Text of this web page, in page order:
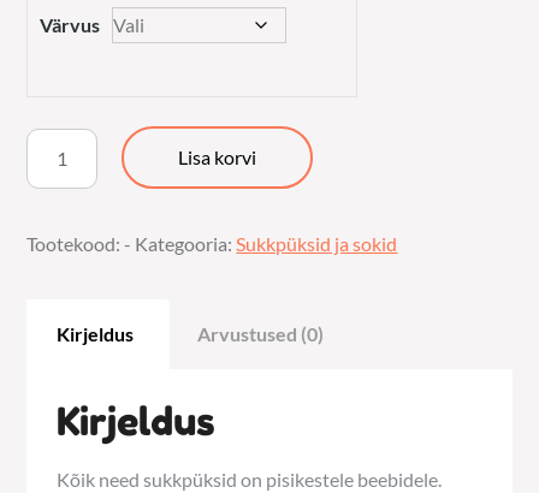
Värvus
Pisikestele
sukkpüksid
kogus
Lisa korvi
Tootekood:- Kategooria:Sukkpüksid ja sokid
Kirjeldus Arvustused (0)
Kirjeldus
Kõik need sukkpüksid on pisikestele beebidele.